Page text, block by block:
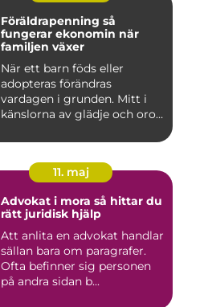
Föräldrapenning så
fungerar ekonomin när
familjen växer
När ett barn föds eller
adopteras förändras
vardagen i grunden. Mitt i
känslorna av glädje och oro
11. maj
Advokat i mora så hittar du
rätt juridisk hjälp
Att anlita en advokat handlar
sällan bara om paragrafer.
Ofta befinner sig personen
på andra sidan b...